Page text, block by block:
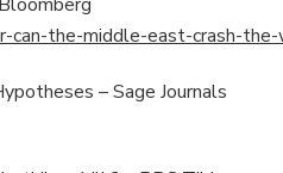
the-middle-east-crash-the-
– Sage Journals